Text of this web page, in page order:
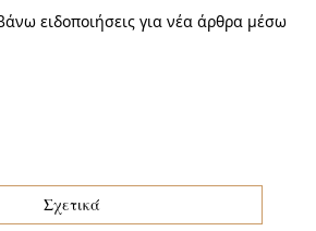
ειδοποιήσεις για νέα άρθρα μέσω
Σχετικά